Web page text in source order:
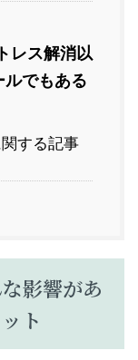
レス解消以
でもある
する記事
影響があ
ト